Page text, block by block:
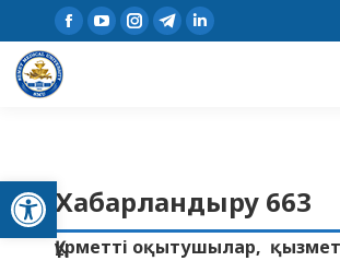
Open toolbar
Хабарландыру 663
Құрметті оқытушылар,